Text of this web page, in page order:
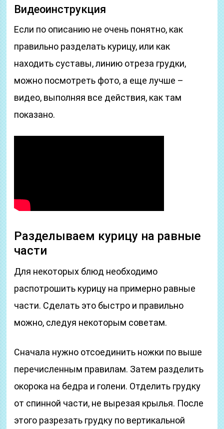
Видеоинструкция
Если по описанию не очень понятно, как
правильно разделать курицу, или как
находить суставы, линию отреза грудки,
можно посмотреть фото, а еще лучше –
видео, выполняя все действия, как там
показано.
Разделываем курицу на равные
части
Для некоторых блюд необходимо
распотрошить курицу на примерно равные
части. Сделать это быстро и правильно
можно, следуя некоторым советам.
Сначала нужно отсоединить ножки по выше
перечисленным правилам. Затем разделить
окорока на бедра и голени. Отделить грудку
от спинной части, не вырезая крылья. После
этого разрезать грудку по вертикальной